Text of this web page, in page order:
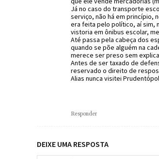
Já no caso do transporte
serviço, não há em princípio,
era feita pelo político, aí sim,
vistoria em ônibus escolar,
Até passa pela cabeça dos
quando se põe alguém na
merece ser preso sem
Antes de ser taxado de
reservado o direito de
Alias nunca visitei
Responder
DEIXE UMA RESPOSTA